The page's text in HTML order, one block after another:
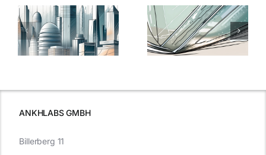
5 Gründe,
warum
Nanoversiegelung
auf Glas
7
Expertentipps
für maximale
ANKHLABS GMBH
Billerberg 11